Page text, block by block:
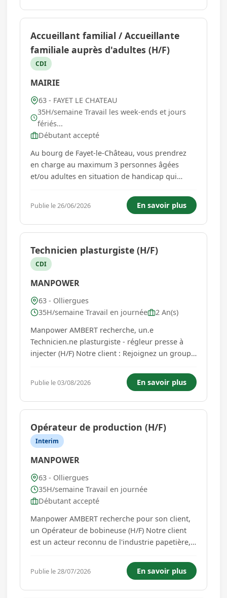
ou installations en état. - Consulter...
Accueillant familial / Accueillante
familiale auprès d'adultes (H/F)
CDI
MAIRIE
63 - FAYET LE CHATEAU
35H/semaine Travail les week-ends et jours
fériés...
Débutant accepté
Au bourg de Fayet-le-Château, vous prendrez
en charge au maximum 3 personnes âgées
et/ou adultes en situation de handicap qui
vous habiterez : 3 chambres avec petit espace
douchette WC, pièce principale (séjour salon
cuisine), grand espace de douche...
Publie le 26/06/2026 En savoir plus
Technicien plasturgiste (H/F)
CDI
MANPOWER
63 - Olliergues
35H/semaine Travail en journée
2 An(s)
Manpower AMBERT recherche, un.e
Technicien.ne plasturgiste - régleur presse à
injecter (H/F) Notre client : Rejoignez un groupe
depuis plus de 75 ans, notre entreprise
développe des solutions technologiqu...
Publie le 03/08/2026 En savoir plus
Opérateur de production (H/F)
Interim
MANPOWER
63 - Olliergues
35H/semaine Travail en journée
Débutant accepté
Manpower AMBERT recherche pour son client,
un Opérateur de bobineuse (H/F) Notre client
est un acteur reconnu de l'industrie papetière,
L'entreprise s'appuie sur des équipes engagées
pour répondre aux besoins de ses clients avec
réactivité et pr...
Publie le 28/07/2026 En savoir plus